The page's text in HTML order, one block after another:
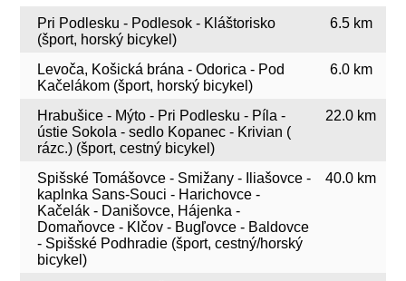
Pri Podlesku - Podlesok - Kláštorisko
(šport, horský bicykel)
6.5 km
Levoča, Košická brána - Odorica - Pod
Kačelákom (šport, horský bicykel)
6.0 km
Hrabušice - Mýto - Pri Podlesku - Píla -
ústie Sokola - sedlo Kopanec - Krivian (
rázc.) (šport, cestný bicykel)
22.0 km
Spišské Tomášovce - Smižany - Iliašovce -
kaplnka Sans-Souci - Harichovce -
Kačelák - Danišovce, Hájenka -
Domaňovce - Klčov - Bugľovce - Baldovce
- Spišské Podhradie (šport, cestný/horský
bicykel)
40.0 km